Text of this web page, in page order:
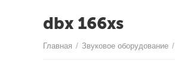
dbx 166xs
Главная / Звуковое оборудование /